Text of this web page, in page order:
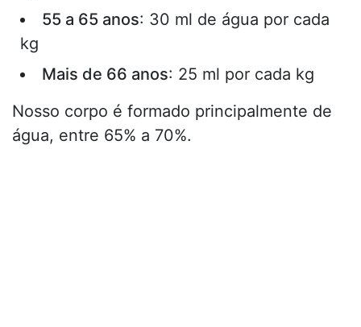
55 a 65 anos: 30 ml de água por cada
kg
Mais de 66 anos: 25 ml por cada kg
Nosso corpo é formado principalmente de
água, entre 65% a 70%.